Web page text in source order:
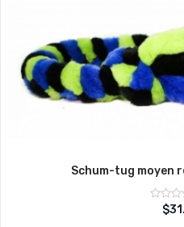
Schum-tug moyen
Note
sur
$